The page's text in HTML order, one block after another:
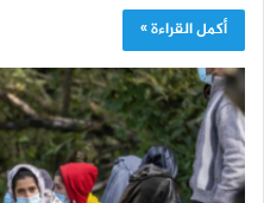
أكمل القراءة »